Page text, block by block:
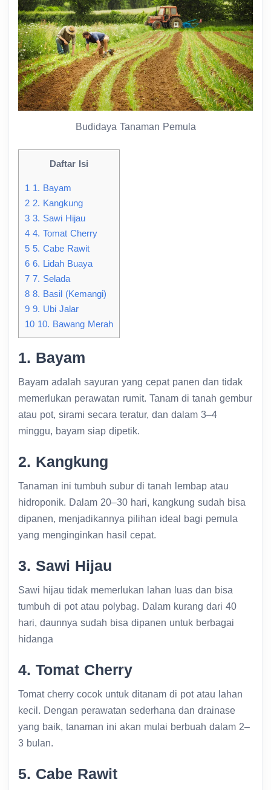
Budidaya Tanaman Pemula
Daftar Isi
1 1. Bayam
2 2. Kangkung
3 3. Sawi Hijau
4 4. Tomat Cherry
5 5. Cabe Rawit
6 6. Lidah Buaya
7 7. Selada
8 8. Basil (Kemangi)
9 9. Ubi Jalar
10 10. Bawang Merah
1. Bayam
Bayam adalah sayuran yang cepat panen dan tidak
memerlukan perawatan rumit. Tanam di tanah gembur
atau pot, sirami secara teratur, dan dalam 3–4
minggu, bayam siap dipetik.
2. Kangkung
Tanaman ini tumbuh subur di tanah lembap atau
hidroponik. Dalam 20–30 hari, kangkung sudah bisa
dipanen, menjadikannya pilihan ideal bagi pemula
yang menginginkan hasil cepat.
3. Sawi Hijau
Sawi hijau tidak memerlukan lahan luas dan bisa
tumbuh di pot atau polybag. Dalam kurang dari 40
hari, daunnya sudah bisa dipanen untuk berbagai
hidanga
4. Tomat Cherry
Tomat cherry cocok untuk ditanam di pot atau lahan
kecil. Dengan perawatan sederhana dan drainase
yang baik, tanaman ini akan mulai berbuah dalam 2–
3 bulan.
5. Cabe Rawit